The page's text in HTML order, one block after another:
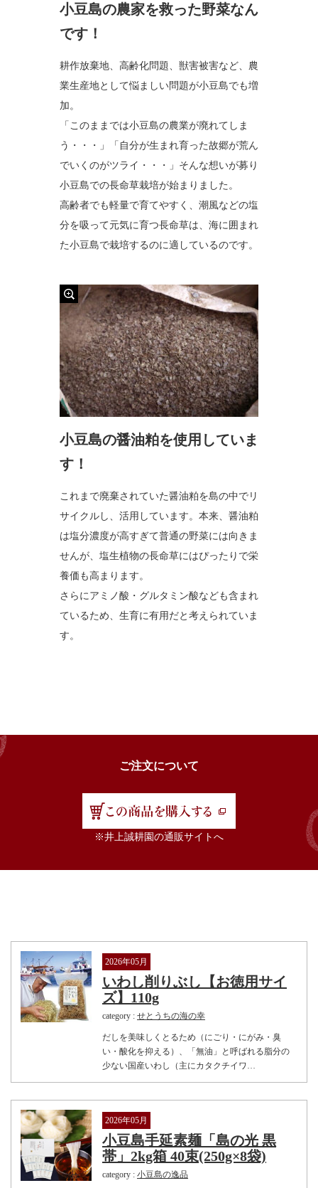
小豆島の農家を救った野菜なん
です！
耕作放棄地、高齢化問題、獣害被害など、農
業生産地として悩ましい問題が小豆島でも増
加。
「このままでは小豆島の農業が廃れてしま
う・・・」「自分が生まれ育った故郷が荒ん
でいくのがツライ・・・」そんな想いが募り
小豆島での長命草栽培が始まりました。
高齢者でも軽量で育てやすく、潮風などの塩
分を吸って元気に育つ長命草は、海に囲まれ
た小豆島で栽培するのに適しているのです。
小豆島の醤油粕を使用していま
す！
これまで廃棄されていた醤油粕を島の中でリ
サイクルし、活用しています。本来、醤油粕
は塩分濃度が高すぎて普通の野菜には向きま
せんが、塩生植物の長命草にはぴったりで栄
養価も高まります。
さらにアミノ酸・グルタミン酸なども含まれ
ているため、生育に有用だと考えられていま
す。
ご注文について
※井上誠耕園の通販サイトへ
2026年05月
いわし削りぶし【お徳用サイ
ズ】110g
category : せとうちの海の幸
だしを美味しくとるため（にごり・にがみ・臭
い・酸化を抑える）、「無油」と呼ばれる脂分の
少ない国産いわし（主にカタクチイワ…
2026年05月
小豆島手延素麺「島の光 黒
帯」2kg箱 40束(250g×8袋)
category : 小豆島の逸品